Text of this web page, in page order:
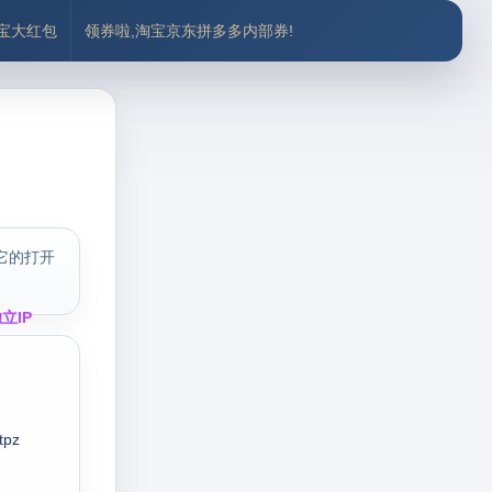
大红包 领券啦,淘宝京东拼多多内部券!
的打开
IP